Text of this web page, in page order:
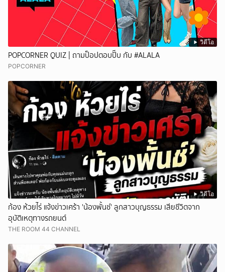
วิดีโอ
POPCORNER QUIZ | ถามป็อปตอบปั๊บ กับ #ALALA
POPCORNER
วิดีโอ
ก้อง ห้วยไร่ แจ้งข่าวเศร้า 'น้องพั้นช์' ลูกสาวบุญธรรม เสียชีวิตจาก
อุบัติเหตุทางรถยนต์
THE ROOM 44 CHANNEL